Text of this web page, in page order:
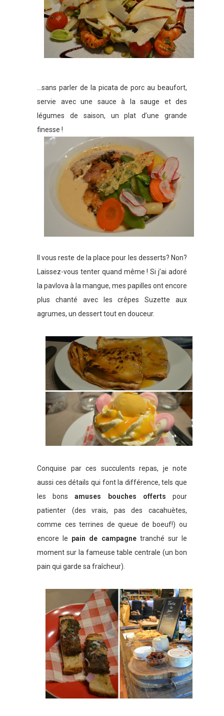
…sans parler de la picata de porc au beaufort,
servie avec une sauce à la sauge et des
légumes de saison, un plat d’une grande
finesse !
Il vous reste de la place pour les desserts? Non?
Laissez-vous tenter quand même ! Si j’ai adoré
la pavlova à la mangue, mes papilles ont encore
plus chanté avec les crêpes Suzette aux
agrumes, un dessert tout en douceur.
Conquise par ces succulents repas, je note
aussi ces détails qui font la différence, tels que
les bonsamuses bouches offerts pour
patienter (des vrais, pas des cacahuètes,
comme ces terrines de queue de boeuf!) ou
encore le pain de campagnetranché sur le
moment sur la fameuse table centrale (un bon
pain qui garde sa fraîcheur).